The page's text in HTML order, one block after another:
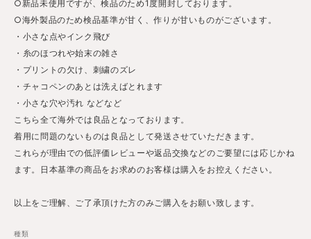
○新品未使用ですが、検品のため1度開封しております。
○海外製品のため検品基準が甘く、作りが甘いものがございます。
・小さな点やインク飛び
・糸のほつれや始末の雑さ
・プリントの欠け、刺繍のズレ
・チャコペンのあとは洗えばとれます
・小さな穴や汚れ などなど
こちら全て海外では良品となっております。
着用に問題のないものは良品として発送させていただきます。
これらが理由での低評価レビューや返品交換などのご要望には応じかね
ます。日本基準の商品をお求めのお客様は購入をお控えください。
以上をご理解、ご了承頂けた方のみご購入をお願い致します。
種類